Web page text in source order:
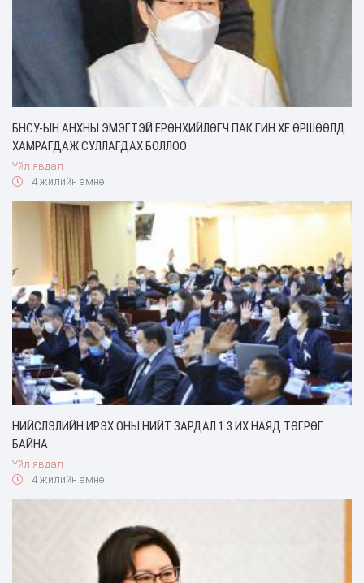
БНСУ-ЫН АНХНЫ ЭМЭГТЭЙ ЕРӨНХИЙЛӨГЧ ПАК ГИН ХЕ ӨРШӨӨЛД
ХАМРАГДАЖ СУЛЛАГДАХ БОЛЛОО
Үйл явдал
4 жилийн өмнө
НИЙСЛЭЛИЙН ИРЭХ ОНЫ НИЙТ ЗАРДАЛ 1.3 ИХ НАЯД ТӨГРӨГ
БАЙНА
Үйл явдал
4 жилийн өмнө